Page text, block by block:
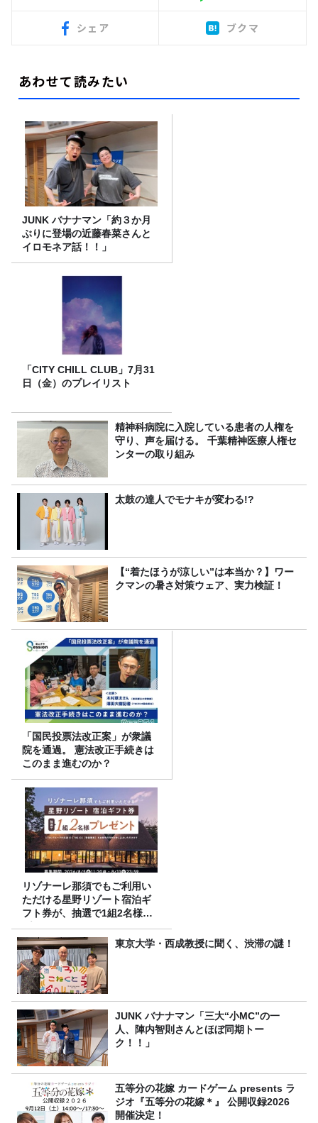
シェア ブクマ
あわせて読みたい
JUNK バナナマン「約３か月
ぶりに登場の近藤春菜さんと
イロモネア話！！」
「CITY CHILL CLUB」7月31
日（金）のプレイリスト
精神科病院に入院している患者の人権を
守り、声を届ける。 千葉精神医療人権セ
ンターの取り組み
太鼓の達人でモナキが変わる!?
【“着たほうが涼しい”は本当か？】ワー
クマンの暑さ対策ウェア、実力検証！
「国民投票法改正案」が衆議
院を通過。 憲法改正手続きは
このまま進むのか？
リゾナーレ那須でもご利用い
ただける星野リゾート宿泊ギ
フト券が、抽選で1組2名様に
プレゼント！
東京大学・西成教授に聞く、渋滞の謎！
JUNK バナナマン「三大“小MC”の一
人、陣内智則さんとほぼ同期トー
ク！！」
五等分の花嫁 カードゲーム presents ラ
ジオ『五等分の花嫁＊』 公開収録2026
開催決定！